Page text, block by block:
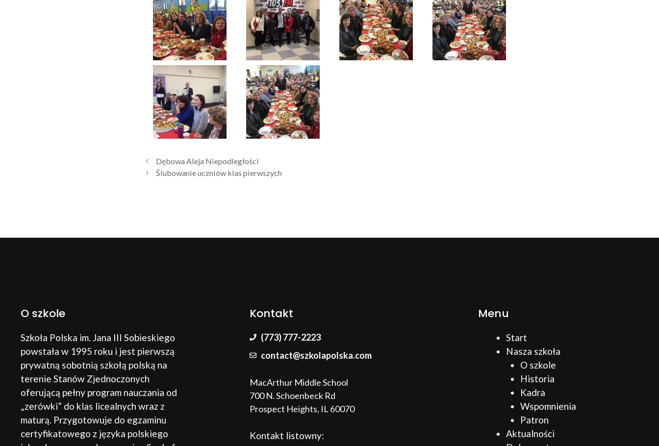
Dębowa Aleja Niepodległości
Ślubowanie uczniów klas pierwszych
O szkole
Szkoła Polska im. Jana III Sobieskiego
powstała w 1995 roku i jest pierwszą
prywatną sobotnią szkołą polską na
terenie Stanów Zjednoczonych
oferującą pełny program nauczania od
„zerówki” do klas licealnych wraz z
maturą. Przygotowuje do egzaminu
certyfikatowego z języka polskiego
Kontakt
(773) 777-2223
contact@szkolapolska.com
MacArthur Middle School
700 N. Schoenbeck Rd
Prospect Heights, IL 60070
Kontakt listowny:
Menu
Start
Nasza szkoła
O szkole
Historia
Kadra
Wspomnienia
Patron
Aktualności